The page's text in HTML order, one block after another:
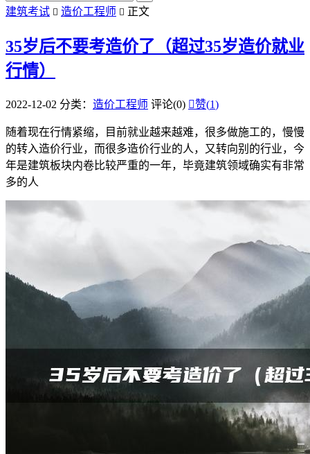
建筑考试  造价工程师  正文
35岁后不要考造价了（超过35岁造价就业
行情）
2022-12-02 分类： 造价工程师 评论(0) 赞(1)
随着现在行情紧缩，目前就业越来越难，很多做施工的，慢慢
的转入造价行业，而很多造价行业的人，又转向别的行业，今
年是建筑板块内卷比较严重的一年，毕竟建筑领域确实有非常
多的人